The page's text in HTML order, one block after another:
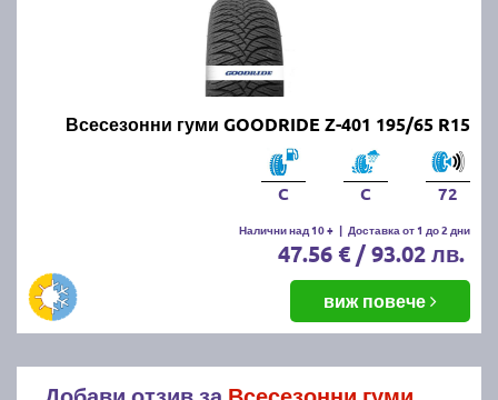
Всесезонни гуми GOODRIDE Z-401 195/65 R15
C C 72
Налични над 10 + | Доставка от 1 до 2 дни
47.56 € / 93.02 лв.
виж повече